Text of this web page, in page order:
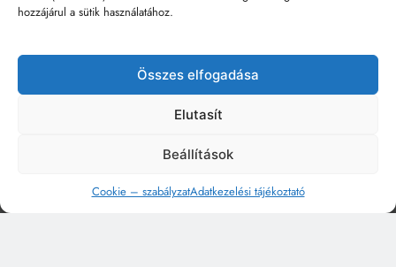
hozzájárul a sütik használatához.
Összes elfogadása
Elutasít
Beállítások
Cookie – szabályzatAdatkezelési tájékoztató